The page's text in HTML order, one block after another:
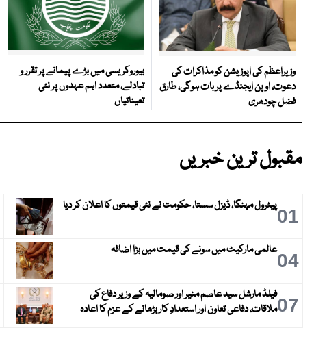
وزیراعظم کی اپوزیشن کو مذاکرات کی
دعوت، اوپن ایجنڈے پر بات ہوگی، طارق
فضل چودھری
بیوروکریسی میں بڑے پیمانے پر تقرر و
تبادلے، متعدد اہم عہدوں پر نئی
تعیناتیاں
مقبول ترین خبریں
01پیٹرول مہنگا، ڈیزل سستا، حکومت نے نئی قیمتوں کا اعلان کر دیا
04عالمی مارکیٹ میں سونے کی قیمت میں بڑا اضافہ
07فیلڈ مارشل سید عاصم منیر اور صومالیہ کے وزیر دفاع کی
ملاقات، دفاعی تعاون اور استعدادِ کار بڑھانے کے عزم کا اعادہ